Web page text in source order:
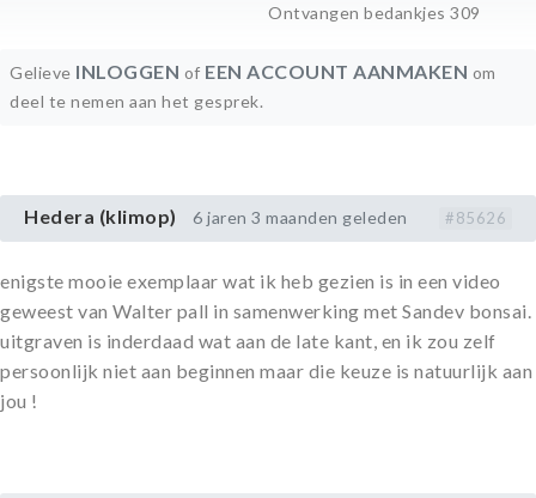
Ontvangen bedankjes 309
Gelieve INLOGGEN of EEN ACCOUNT AANMAKEN om
deel te nemen aan het gesprek.
Hedera (klimop) 6 jaren 3 maanden geleden #85626
enigste mooie exemplaar wat ik heb gezien is in een video
geweest van Walter pall in samenwerking met Sandev bonsai.
uitgraven is inderdaad wat aan de late kant, en ik zou zelf
persoonlijk niet aan beginnen maar die keuze is natuurlijk aan
jou !